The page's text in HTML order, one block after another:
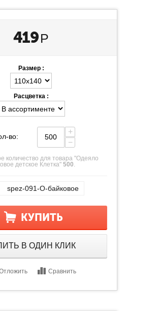
419 Р
Размер :
Расцветка :
во:
+
−
количество для товара "Одеяло
детское Клетка" 500
spez-091-О-байковое
КУПИТЬ
В ОДИН КЛИК
Сравнить